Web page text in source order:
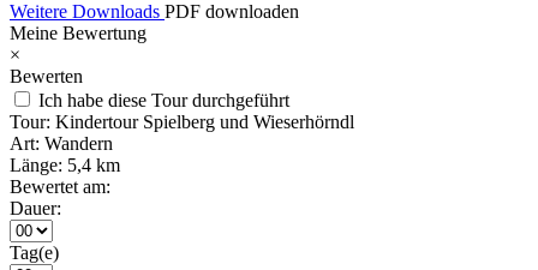
Weitere Downloads PDF downloaden
Meine Bewertung
×
Bewerten
Ich habe diese Tour durchgeführt
Tour: Kindertour Spielberg und Wieserhörndl
Art: Wandern
Länge: 5,4 km
Bewertet am:
Dauer:
Tag(e)